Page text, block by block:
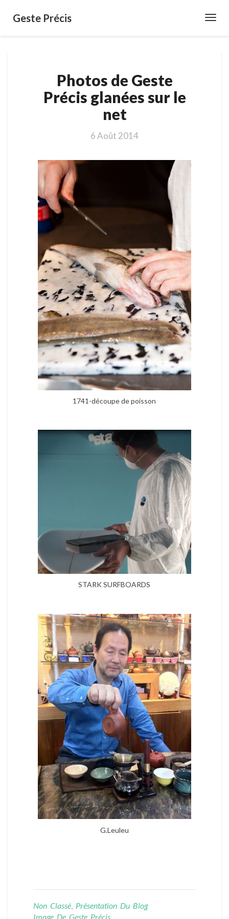
Geste Précis
de
Geste
Précis
glanées
sur
le
Photos de Geste
Précis glanées sur le
net
6 Août 2014
1741-découpe de poisson
STARK SURFBOARDS
G.Leuleu
Non Classé, Présentation Du Blog
Image De Geste Précis